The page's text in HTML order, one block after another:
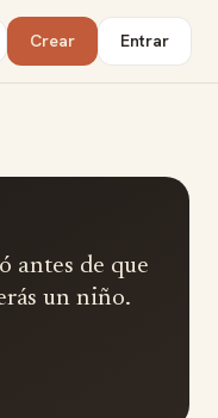
Crear Entrar
antes de que
un niño.